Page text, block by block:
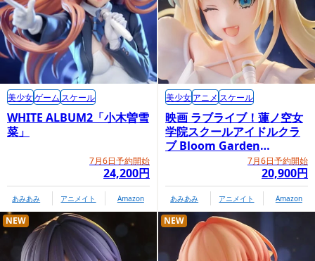
WHITE ALBUM2「小木曽雪
菜」
7月6日予約開始
24,200円
美少女ゲーム スケール
あみあみ アニメイト Amazon
映画 ラブライブ！蓮ノ空女
学院スクールアイドルクラ
ブ Bloom Garden
Party「大沢瑠璃乃」7月6日予約開始
20,900円
美少女アニメ スケール
あみあみ アニメイト Amazon
NEW NEW